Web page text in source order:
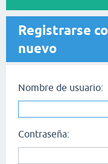
Registrarse
nuevo
Nombre de usuario:
Contraseña: